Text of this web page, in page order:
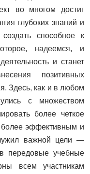
во многом достиг
глубоких знаний и
способное к
надеемся, и
и станет
позитивных
Здесь, как и в любом
с множеством
более четкое
более эффективным и
важной цели —
передовые учебные
всем участникам